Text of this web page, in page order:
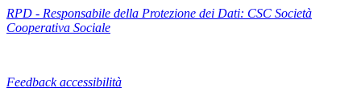
RPD - Responsabile della Protezione dei Dati: CSC Società
Cooperativa Sociale
Feedback accessibilità